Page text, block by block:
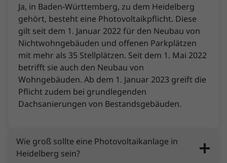
Ja, in Baden-Württemberg, zu dem Heidelberg
gehört, besteht eine Photovoltaikpflicht. Diese
gilt seit dem 1. Januar 2022 für den Neubau von
Nichtwohngebäuden und offenen Parkplätzen
mit mehr als 35 Stellplätzen. Seit dem 1. Mai 2022
betrifft sie auch den Neubau von
Wohngebäuden. Ab dem 1. Januar 2023 greift die
Pflicht zudem bei grundlegenden
Dachsanierungen von Bestandsgebäuden.
Wie groß sollte eine Photovoltaikanlage in
Heidelberg sein?